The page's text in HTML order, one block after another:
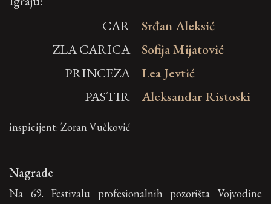
CAR
Srđan Aleksić
ZLA CARICA
Sofija Mijatović
PRINCEZA
Lea Jevtić
PASTIR
Aleksandar Ristoski
inspicijent: Zoran Vučković
Nagrade
Na 69. Festivalu profesionalnih pozorišta Vojvodine